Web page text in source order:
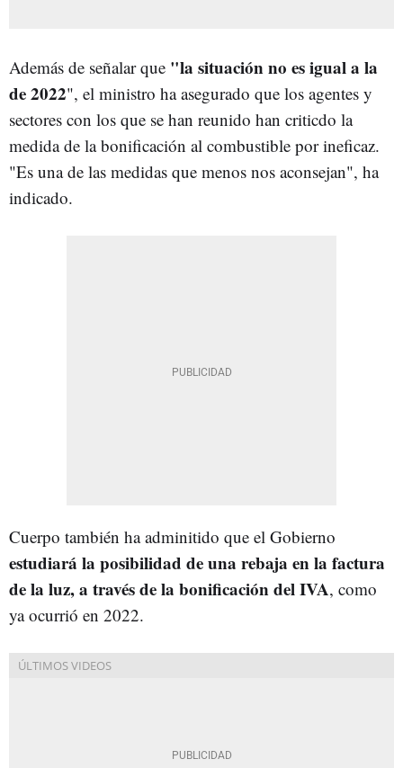
Además de señalar que "la situación no es igual a la
de 2022", el ministro ha asegurado que los agentes y
sectores con los que se han reunido han criticdo la
medida de la bonificación al combustible por ineficaz.
"Es una de las medidas que menos nos aconsejan", ha
indicado.
Cuerpo también ha adminitido que el Gobierno
estudiará la posibilidad de una rebaja en la factura
de la luz, a través de la bonificación del IVA, como
ya ocurrió en 2022.